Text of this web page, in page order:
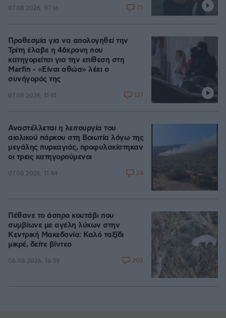
07.08.2026, 07:16 75
Προθεσμία για να απολογηθεί την
Τρίτη έλαβε η 46χρονη που
κατηγορείται για την επίθεση στη
Marfin - «Είναι αθώα» λέει ο
συνήγορός της
07.08.2026, 11:41 127
Αναστέλλεται η λειτουργία του
αιολικού πάρκου στη Βοιωτία λόγω της
μεγάλης πυρκαγιάς, προφυλακίστηκαν
οι τρεις κατηγορούμενοι
07.08.2026, 11:44 24
Πέθανε το άσπρο κουτάβι που
συμβίωνε με αγέλη λύκων στην
Κεντρική Μακεδονία: Καλό ταξίδι
μικρέ, δείτε βίντεο
06.08.2026, 16:39 202